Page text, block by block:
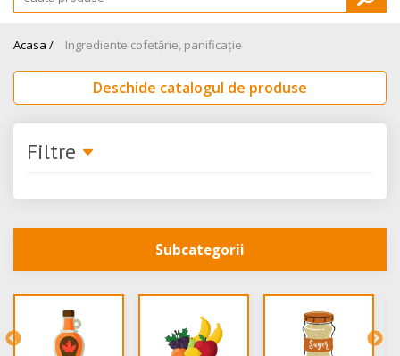
Acasa / Ingrediente cofetărie, panificație
Deschide catalogul de produse
Filtre
Subcategorii